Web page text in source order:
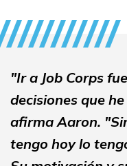
"Ir a Job Corps
decisiones que
afirma Aaron.
tengo hoy lo